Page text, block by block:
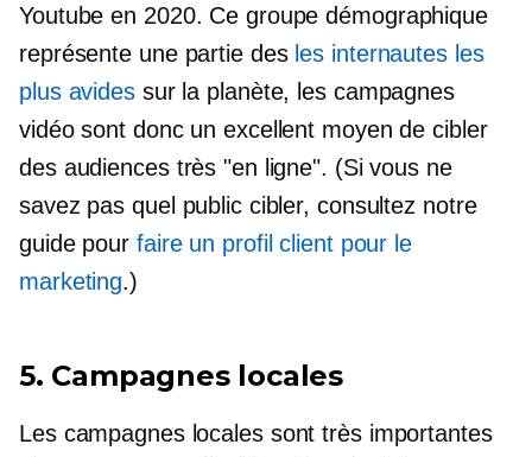
Youtube en 2020. Ce groupe démographique
représente une partie des les internautes les
plus avidessur la planète, les campagnes
vidéo sont donc un excellent moyen de cibler
des audiences très "en ligne". (Si vous ne
savez pas quel public cibler, consultez notre
guide pour faire un profil client pour le
marketing.)
5. Campagnes locales
Les campagnes locales sont très importantes